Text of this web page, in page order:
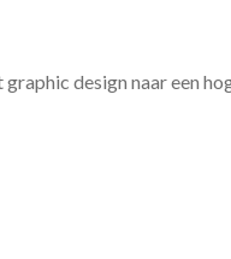
design naar een